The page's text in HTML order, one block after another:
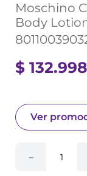
Moschino
Body
$ 132.998
Ver
－